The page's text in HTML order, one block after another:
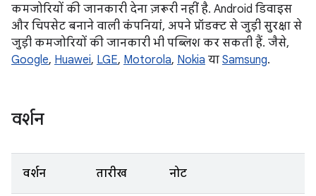
कमजोरियों की जानकारी देना ज़रूरी नहीं है. Android डिवाइस
और चिपसेट बनाने वाली कंपनियां, अपने प्रॉडक्ट से जुड़ी सुरक्षा से
जुड़ी कमजोरियों की जानकारी भी पब्लिश कर सकती हैं. जैसे,
Google, Huawei, LGE, Motorola, Nokia या Samsung.
वर्शन
वर्शन तारीख नोट